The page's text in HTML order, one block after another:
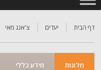
דף הבית יעדים צ'אנג מאי
מלונות מידע כללי